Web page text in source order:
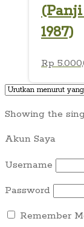
1987)
Rp
Showing the
Akun Saya
Username
Password
Remember